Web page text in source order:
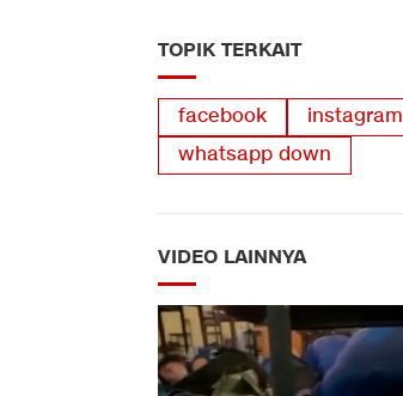
TOPIK TERKAIT
facebook instagram
whatsapp down
VIDEO LAINNYA